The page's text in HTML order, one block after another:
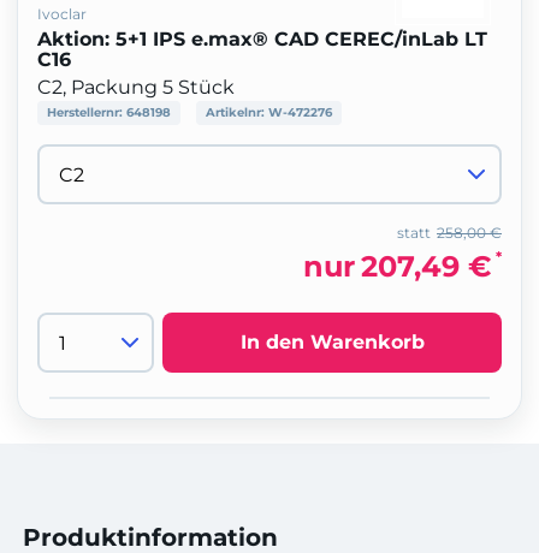
Ivoclar
Aktion: 5+1 IPS e.max® CAD CEREC/inLab LT
C16
C2, Packung 5 Stück
Herstellernr: 648198 Artikelnr: W-472276
258,00 €
statt
nur207,49 € *
In den Warenkorb
Produktinformation